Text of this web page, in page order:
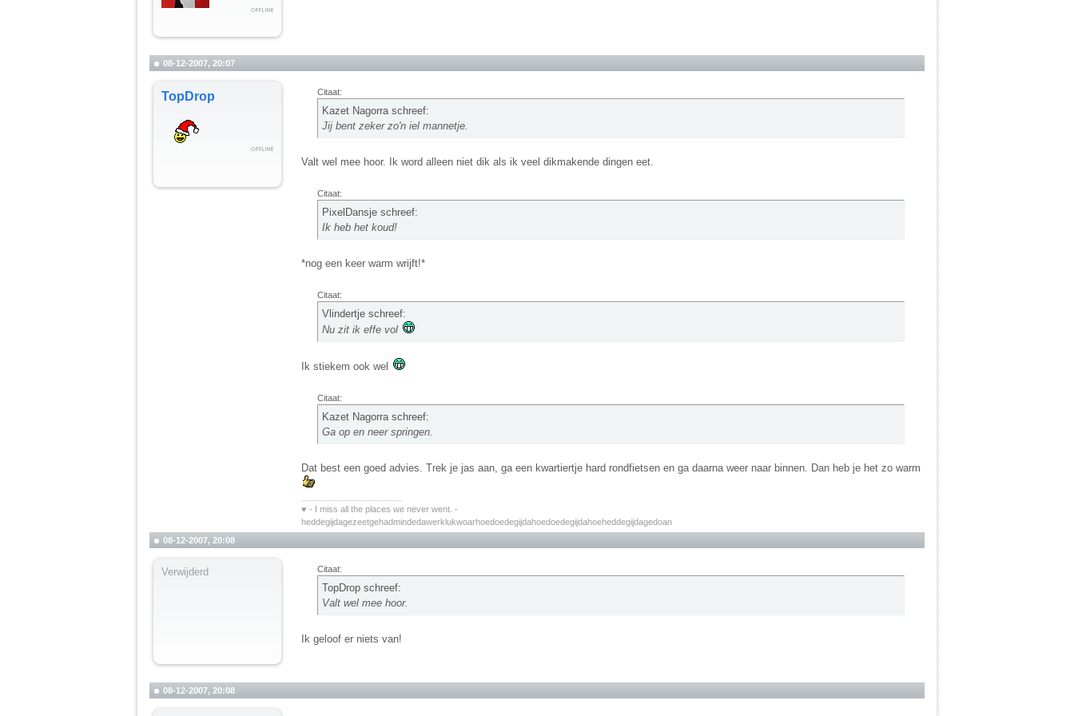
08-12-2007, 20:07
TopDrop Citaat:
Kazet Nagorra schreef:
Jij bent zeker zo'n iel mannetje.
Valt wel mee hoor. Ik word alleen niet dik als ik veel dikmakende dingen eet.
Citaat:
PixelDansje schreef:
Ik heb het koud!
*nog een keer warm wrijft!*
Citaat:
Vlindertje schreef:
Nu zit ik effe vol
Ik stiekem ook wel
Citaat:
Kazet Nagorra schreef:
Ga op en neer springen.
Dat best een goed advies. Trek je jas aan, ga een kwartiertje hard rondfietsen en ga daarna weer naar binnen. Dan heb je het zo warm
♥ - I miss all the places we never went. -
heddegijdagezeetgehadmindedawerklukwoarhoedoedegijdahoedoedegijdahoeheddegijdagedoan
08-12-2007, 20:08
Verwijderd Citaat:
TopDrop schreef:
Valt wel mee hoor.
Ik geloof er niets van!
08-12-2007, 20:08